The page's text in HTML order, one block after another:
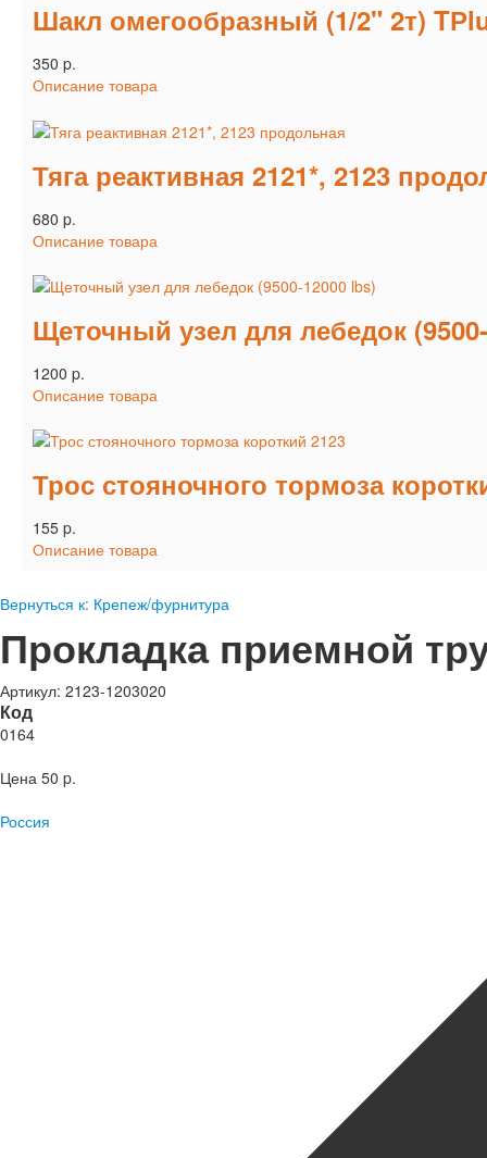
Шакл омегообразный (1/2" 2т)
350 p.
Описание товара
Тяга реактивная 2121*, 2123
680 p.
Описание товара
Щеточный узел для лебедок
1200 p.
Описание товара
Трос стояночного тормоза
155 p.
Описание товара
Вернуться к: Крепеж/фурнитура
Прокладка приемной
Артикул: 2123-1203020
Код
0164
Цена 50 p.
Россия